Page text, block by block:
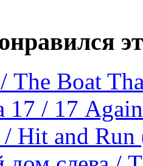
The Boat
17 / 17
/ Hit and